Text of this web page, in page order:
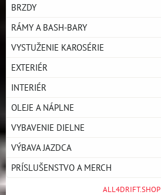
BRZDY
RÁMY A BASH-BARY
VYSTUŽENIE KAROSÉRIE
EXTERIÉR
INTERIÉR
OLEJE A NÁPLNE
VYBAVENIE DIELNE
VÝBAVA JAZDCA
PRÍSLUŠENSTVO A MERCH
ALL4DRIFT.SHOP